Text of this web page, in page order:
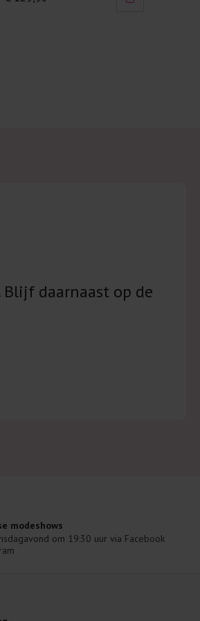
daarnaast op de
modeshows
om 19:30 uur via Facebook